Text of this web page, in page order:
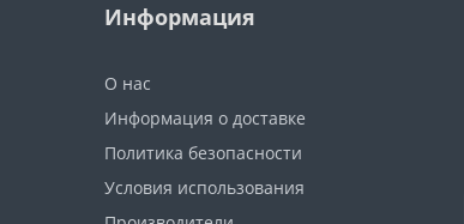
Информация
О нас
Информация о доставке
Политика безопасности
Условия использования